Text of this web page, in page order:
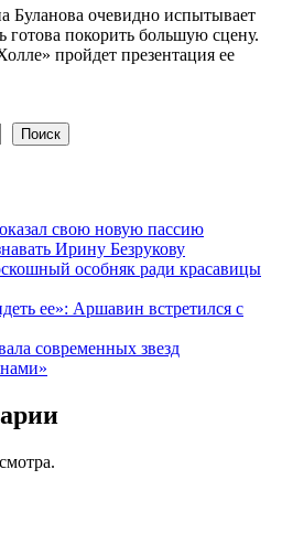
Буланова очевидно испытывает
готова покорить большую сцену.
пройдет презентация ее
Поиск
свою новую пассию
Ирину Безрукову
особняк ради красавицы
ее»: Аршавин встретился с
современных звезд